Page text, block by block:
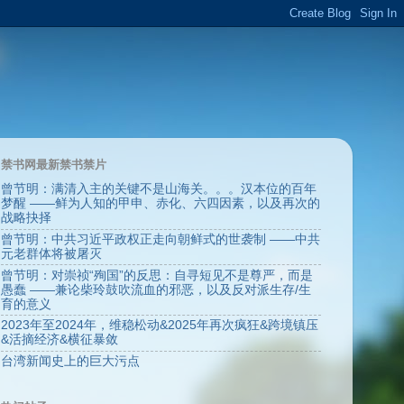
禁书网最新禁书禁片
曾节明：满清入主的关键不是山海关。。。汉本位的百年
梦醒 ——鲜为人知的甲申、赤化、六四因素，以及再次的
战略抉择
曾节明：中共习近平政权正走向朝鲜式的世袭制 ——中共
元老群体将被屠灭
曾节明：对崇祯“殉国”的反思：自寻短见不是尊严，而是
愚蠢 ——兼论柴玲鼓吹流血的邪恶，以及反对派生存/生
育的意义
2023年至2024年，维稳松动&2025年再次疯狂&跨境镇压
&活摘经济&横征暴敛
台湾新闻史上的巨大污点